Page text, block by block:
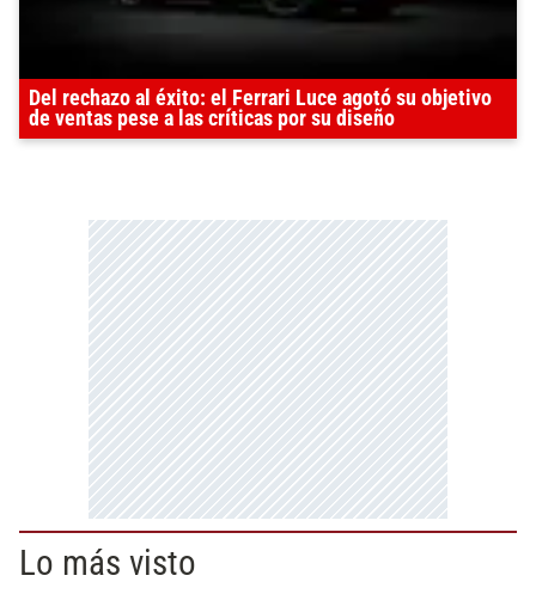
Del rechazo al éxito: el Ferrari Luce agotó su objetivo
de ventas pese a las críticas por su diseño
Lo más visto